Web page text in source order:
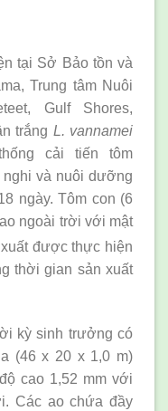
tại Sở Bảo tồn và
Trung tâm Nuôi
Gulf Shores,
trắng L. vannamei
cải tiến tôm
nghi và nuôi dưỡng
ngày. Tôm con (6
ngoài trời với mật
được thực hiện
thời gian sản xuất
kỳ sinh trưởng có
(46 x 20 x 1,0 m)
cao 1,52 mm với
Các ao chứa đầy